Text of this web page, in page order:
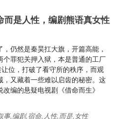
而是人性，编剧熊语真女性
仍然是秦昊扛大旗，开篇高能，
个罪犯关押入狱，本是普通的工厂
位，打破了看守所的秩序，而观
又藏着一些难以启齿的秘密。这
编的悬疑电视剧《借命而生》
事,编剧,宿命,人性,而是,女性